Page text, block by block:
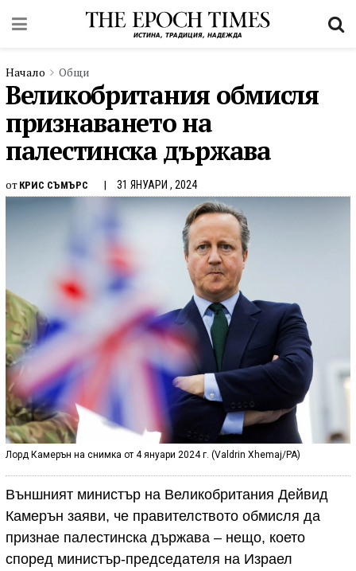
Начало Общи
Великобритания обмисля
признаването на
палестинска държава
от КРИС СЪМЪРС 31 ЯНУАРИ , 2024
Лорд Камерън на снимка от 4 януари 2024 г. (Valdrin Xhemaj/PA)
Външният министър на Великобритания Дейвид
Камерън заяви, че правителството обмисля да
признае палестинска държава – нещо, което
според министър-председателя на Израел